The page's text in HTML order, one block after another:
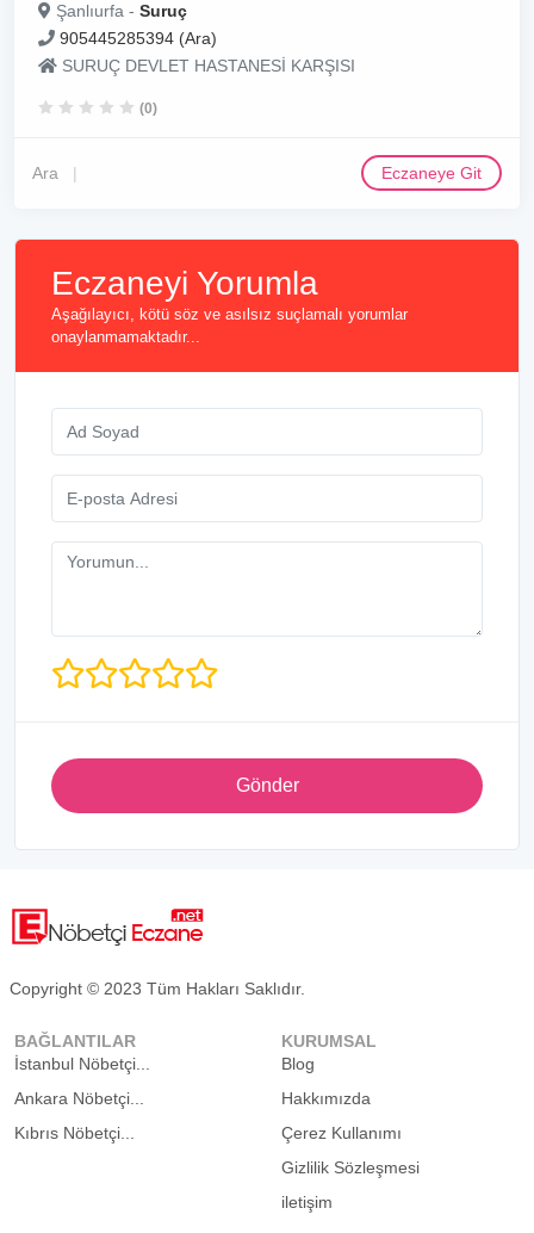
Şanlıurfa - Suruç
905445285394 (Ara)
SURUÇ DEVLET HASTANESİ KARŞISI
(0)
Ara Eczaneye Git
Eczaneyi Yorumla
Aşağılayıcı, kötü söz ve asılsız suçlamalı yorumlar
onaylanmamaktadır...
Gönder
Copyright © 2023 Tüm Hakları Saklıdır.
BAĞLANTILAR
İstanbul Nöbetçi...
Ankara Nöbetçi...
Kıbrıs Nöbetçi...
KURUMSAL
Blog
Hakkımızda
Çerez Kullanımı
Gizlilik Sözleşmesi
iletişim